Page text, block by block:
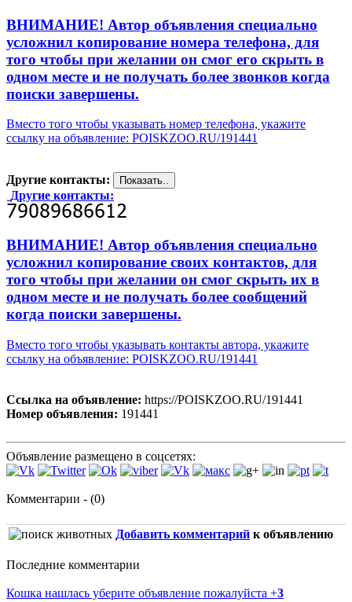
ВНИМАНИЕ! Автор объявления специально
усложнил копирование номера телефона, для
того чтобы при желании он смог его скрыть в
одном месте и не получать более звонков когда
поиски завершены.
Вместо того чтобы указывать номер телефона, укажите
ссылку на объявление: POISKZOO.RU/191441
Другие контакты:
Другие контакты:
ВНИМАНИЕ! Автор объявления специально
усложнил копирование своих контактов, для
того чтобы при желании он смог скрыть их в
одном месте и не получать более сообщений
когда поиски завершены.
Вместо того чтобы указывать контакты автора, укажите
ссылку на объявление: POISKZOO.RU/191441
Ссылка на объявление: https://POISKZOO.RU/191441
Номер объявления: 191441
Объявление размещено в соцсетях:
Комментарии - (0)
Добавить комментарий к объявлению
Последние комментарии
Кошка нашлась уберите объявление пожалуйста +3